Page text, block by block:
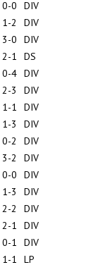
0-0
DIV
1-2
DIV
3-0
DIV
2-1
DS
0-4 DIV
2-3
DIV
1-1
DIV
1-3
DIV
0-2
DIV
3-2
DIV
0-0
DIV
1-3
DIV
2-2
DIV
2-1
DIV
0-1
DIV
1-1
LP